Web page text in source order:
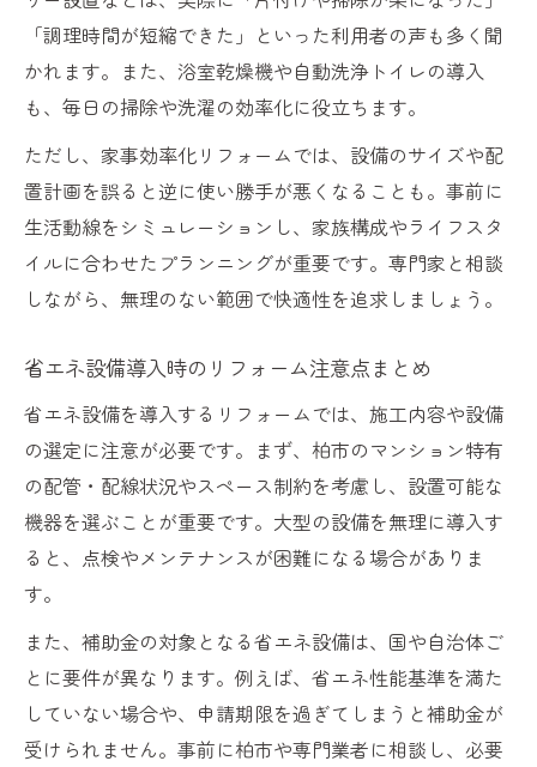
「調理時間が短縮できた」といった利用者の声も多く聞
かれます。また、浴室乾燥機や自動洗浄トイレの導入
も、毎日の掃除や洗濯の効率化に役立ちます。
ただし、家事効率化リフォームでは、設備のサイズや配
置計画を誤ると逆に使い勝手が悪くなることも。事前に
生活動線をシミュレーションし、家族構成やライフスタ
イルに合わせたプランニングが重要です。専門家と相談
しながら、無理のない範囲で快適性を追求しましょう。
省エネ設備導入時のリフォーム注意点まとめ
省エネ設備を導入するリフォームでは、施工内容や設備
の選定に注意が必要です。まず、柏市のマンション特有
の配管・配線状況やスペース制約を考慮し、設置可能な
機器を選ぶことが重要です。大型の設備を無理に導入す
ると、点検やメンテナンスが困難になる場合がありま
す。
また、補助金の対象となる省エネ設備は、国や自治体ご
とに要件が異なります。例えば、省エネ性能基準を満た
していない場合や、申請期限を過ぎてしまうと補助金が
受けられません。事前に柏市や専門業者に相談し、必要